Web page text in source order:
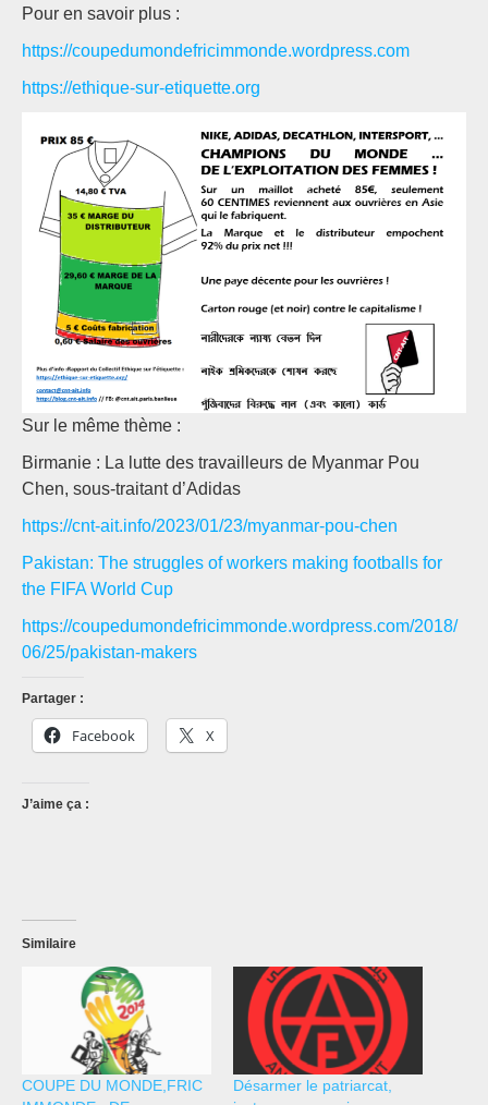
Pour en savoir plus :
https://coupedumondefricimmonde.wordpress.com
https://ethique-sur-etiquette.org
Sur le même thème :
Birmanie : La lutte des travailleurs de Myanmar Pou
Chen, sous-traitant d’Adidas
https://cnt-ait.info/2023/01/23/myanmar-pou-chen
Pakistan: The struggles of workers making footballs for
the FIFA World Cup
https://coupedumondefricimmonde.wordpress.com/2018/
06/25/pakistan-makers
Partager :
Facebook X
J’aime ça :
Similaire
COUPE DU MONDE,FRIC
Désarmer le patriarcat,